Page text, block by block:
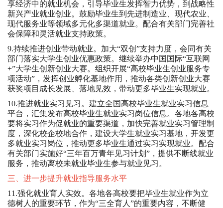
享经济中的就业机会，引导毕业生发挥智力优势，到战略性
新兴产业就业创业。鼓励毕业生到先进制造业、现代农业、
现代服务业等领域多元化多渠道就业。配合有关部门完善社
会保障和灵活就业支持政策。
9.持续推进创业带动就业。加大“双创”支持力度，会同有关
部门落实大学生创业优惠政策。继续举办中国国际“互联网
+”大学生创新创业大赛。组织开展“高校毕业生创业服务专
项活动”，发挥创业孵化基地作用，推动各类创新创业大赛
获奖项目成长发展、落地见效，带动更多毕业生实现就业。
10.推进就业实习见习。建立全国高校毕业生就业实习信息
平台，汇集发布高校毕业生就业实习岗位信息。各地各高校
要将实习作为促就业的重要渠道，加快完善就业实习管理制
度，深化校企校地合作，建设大学生就业实习基地，开发更
多就业实习岗位，推动更多毕业生通过实习实现就业。配合
有关部门实施好“三年百万青年见习计划”，提供不断线就业
服务，推动离校未就业毕业生参与就业见习。
三、进一步提升就业指导服务水平
11.强化就业育人实效。各地各高校要把毕业生就业作为立
德树人的重要环节，作为“三全育人”的重要内容，不断健